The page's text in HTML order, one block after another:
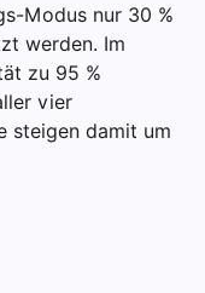
Modus nur 30 %
werden. Im
zu 95 %
vier
steigen damit um